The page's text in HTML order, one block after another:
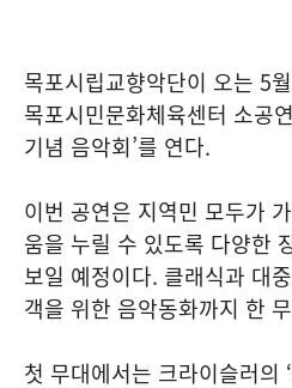
목포시립교향악단이 오는 5
목포시민문화체육센터 소공
기념 음악회’를 연다.
이번 공연은 지역민 모두가
움을 누릴 수 있도록 다양한
보일 예정이다. 클래식과 대
객을 위한 음악동화까지 한
첫 무대에서는 크라이슬러의